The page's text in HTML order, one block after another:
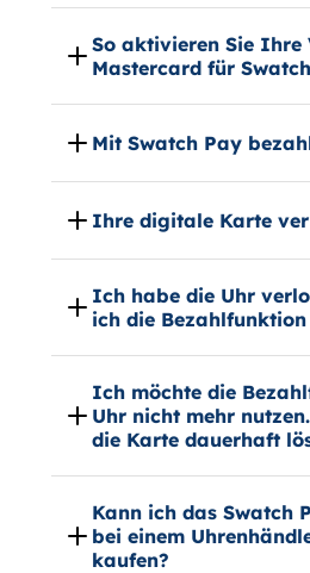
So aktivieren Sie Ihre
Mastercard für
Mit Swatch Pay
Ihre digitale Karte
Ich habe die Uhr
ich die Bezahlfunktion
Ich möchte die
Uhr nicht mehr
die Karte
Kann ich das Swatch
bei einem
kaufen?